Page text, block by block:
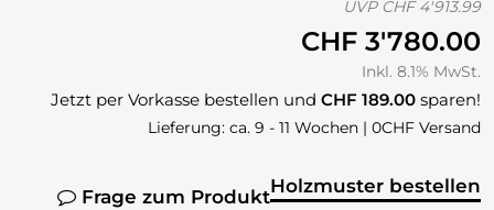
UVP CHF 4'913.99
CHF 3'780.00
Inkl. 8.1% MwSt.
Jetzt per Vorkasse bestellen und CHF 189.00 sparen!
Lieferung: ca. 9 - 11 Wochen | 0CHF Versand
Holzmuster bestellen
Frage zum Produkt